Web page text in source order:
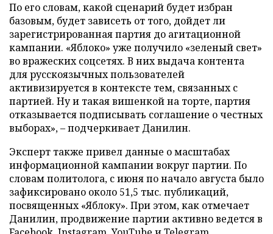
По его словам, какой сценарий будет избран
базовым, будет зависеть от того, дойдет ли
зарегистрированная партия до агитационной
кампании. «Яблоко» уже получило «зеленый свет»
во вражеских соцсетях. В них выдача контента
для русскоязычных пользователей
активизируется в контексте тем, связанных с
партией. Ну и такая вишенкой на торте, партия
отказывается подписывать соглашение о честных
выборах», – подчеркивает Данилин.
Эксперт также привел данные о масштабах
информационной кампании вокруг партии. По
словам политолога, с июня по начало августа было
зафиксировано около 51,5 тыс. публикаций,
посвященных «Яблоку». При этом, как отмечает
Данилин, продвижение партии активно ведется в